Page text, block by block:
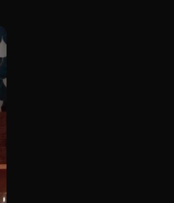
de alma mediterránea con guiños
con una toma de Tinkgana,